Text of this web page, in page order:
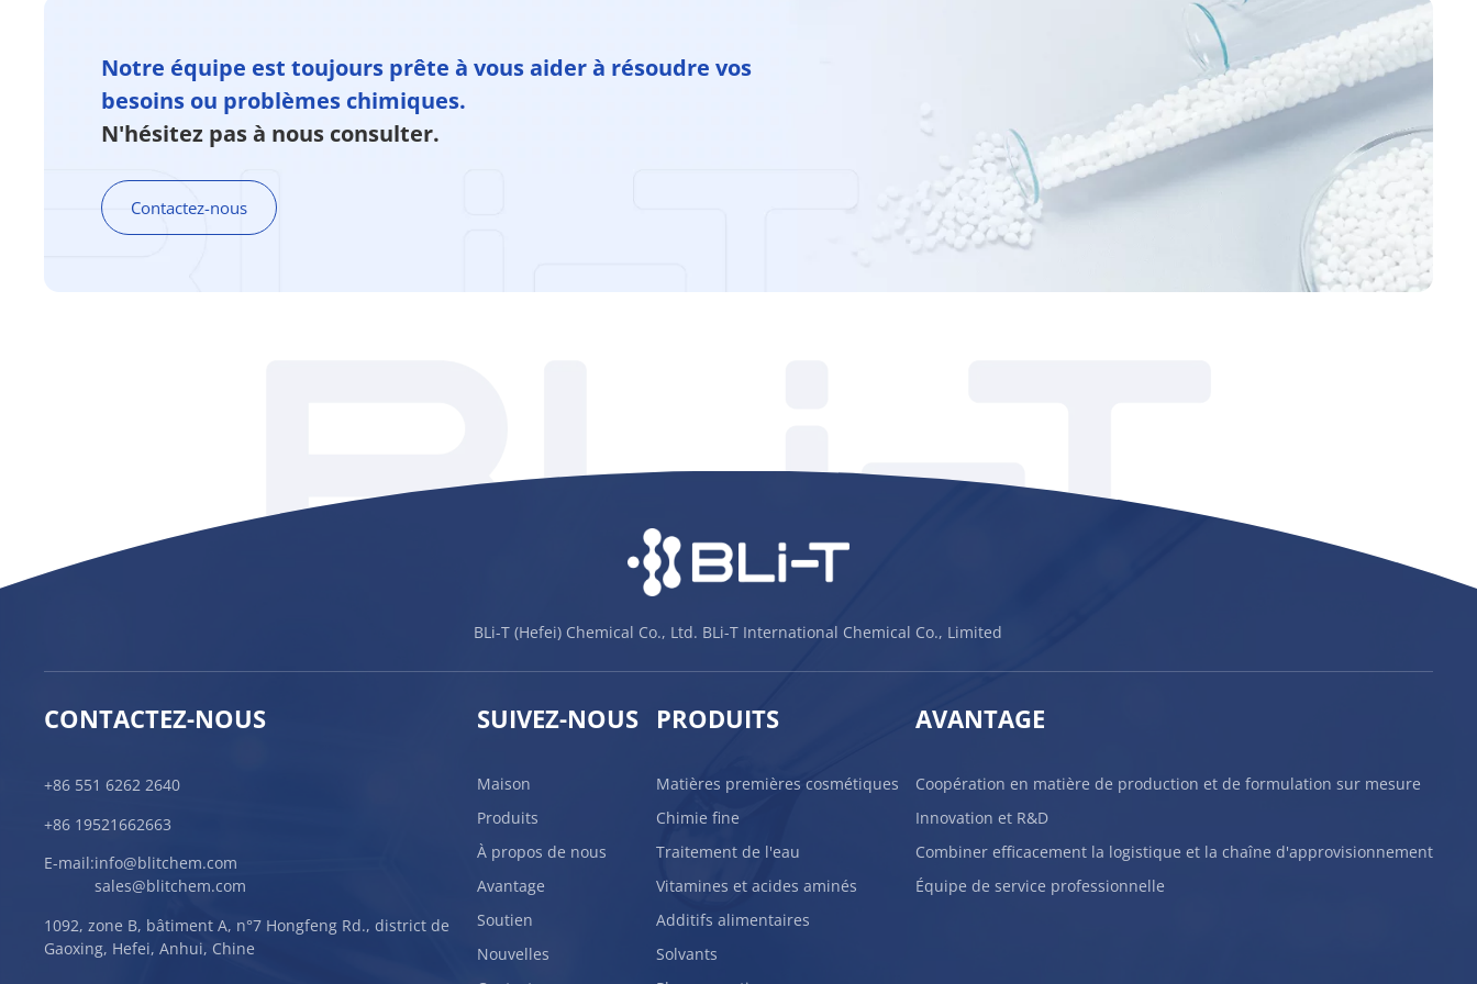
Notre équipe est toujours prête à vous aider à résoudre vos
besoins ou problèmes chimiques.
N'hésitez pas à nous consulter.
Contactez-nous
BLi-T (Hefei) Chemical Co., Ltd. BLi-T International Chemical Co., Limited
CONTACTEZ-NOUS
+86 551 6262 2640
+86 19521662663
E-mail:info@blitchem.com
sales@blitchem.com
1092, zone B, bâtiment A, n°7 Hongfeng Rd., district de
Gaoxing, Hefei, Anhui, Chine
SUIVEZ-NOUS
Maison
Produits
À propos de nous
Avantage
Soutien
Nouvelles
PRODUITS
Matières premières cosmétiques
Chimie fine
Traitement de l'eau
Vitamines et acides aminés
Additifs alimentaires
Solvants
AVANTAGE
Coopération en matière de production et de formulation sur mesure
Innovation et R&D
Combiner efficacement la logistique et la chaîne d'approvisionnement
Équipe de service professionnelle